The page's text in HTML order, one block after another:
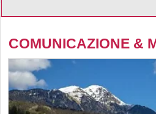
COMUNICAZIONE &